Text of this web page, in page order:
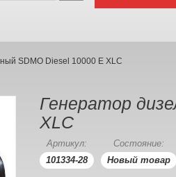
SDMO Diesel 10000 E XLC
Генератор
XLC
Артикул:
101334-28
Состояние:
Новый товар